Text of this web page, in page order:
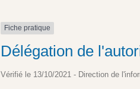
Fiche pratique
Délégation de
Vérifié le 13/10/2021 - Direction de